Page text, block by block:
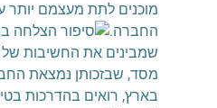
מוכנים לתת מעצמם
החברה.
שמבינים את החשיבות
מסד, שבזכותן נמצאת
בארץ, רואים בהדרכות